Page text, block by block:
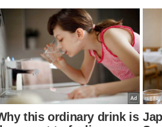
Siasatan mendapati wanita
pengaruh dadah ketika soal
Kedua-dua suspek kini
288 undang-undang jenayah
kesalahan membunuh